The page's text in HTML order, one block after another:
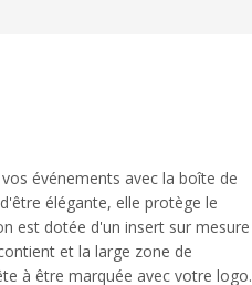
événements avec la boîte de
élégante, elle protège le
est dotée d'un insert sur mesure
et la large zone de
à être marquée avec votre logo.